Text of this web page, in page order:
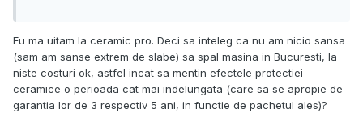
Eu ma uitam la ceramic pro. Deci sa inteleg ca nu am nicio sansa
(sam am sanse extrem de slabe) sa spal masina in Bucuresti, la
niste costuri ok, astfel incat sa mentin efectele protectiei
ceramice o perioada cat mai indelungata (care sa se apropie de
garantia lor de 3 respectiv 5 ani, in functie de pachetul ales)?